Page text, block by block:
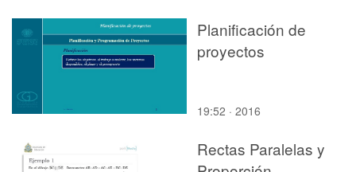
Planificación de
proyectos
19:52 · 2016
Rectas Paralelas y